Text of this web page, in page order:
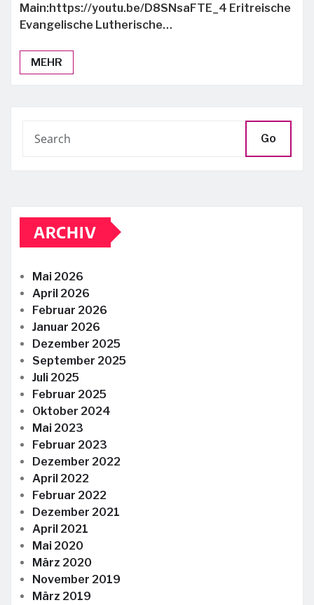
Main:https://youtu.be/D8SNsaFTE_4 Eritreische
Evangelische Lutherische…
MEHR
Go
ARCHIV
Mai 2026
April 2026
Februar 2026
Januar 2026
Dezember 2025
September 2025
Juli 2025
Februar 2025
Oktober 2024
Mai 2023
Februar 2023
Dezember 2022
April 2022
Februar 2022
Dezember 2021
April 2021
Mai 2020
März 2020
November 2019
März 2019